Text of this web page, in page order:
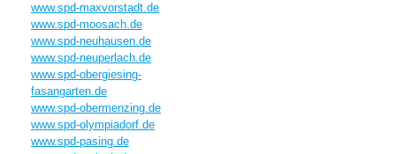
www.spd-maxvorstadt.de
www.spd-moosach.de
www.spd-neuhausen.de
www.spd-neuperlach.de
www.spd-obergiesing-
fasangarten.de
www.spd-obermenzing.de
www.spd-olympiadorf.de
www.spd-pasing.de